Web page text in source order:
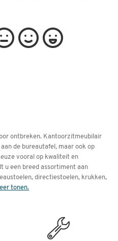
ontbreken. Kantoorzitmeubilair
de bureautafel, maar ook op
vooral op kwaliteit en
u een breed assortiment aan
directiestoelen, krukken,
tonen.